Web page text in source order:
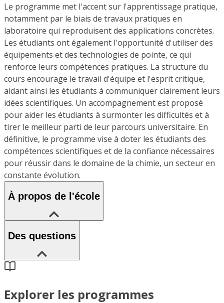
Le programme met l'accent sur l'apprentissage pratique,
notamment par le biais de travaux pratiques en
laboratoire qui reproduisent des applications concrètes.
Les étudiants ont également l'opportunité d'utiliser des
équipements et des technologies de pointe, ce qui
renforce leurs compétences pratiques. La structure du
cours encourage le travail d'équipe et l'esprit critique,
aidant ainsi les étudiants à communiquer clairement leurs
idées scientifiques. Un accompagnement est proposé
pour aider les étudiants à surmonter les difficultés et à
tirer le meilleur parti de leur parcours universitaire. En
définitive, le programme vise à doter les étudiants des
compétences scientifiques et de la confiance nécessaires
pour réussir dans le domaine de la chimie, un secteur en
constante évolution.
À propos de l'école
Des questions
Explorer les programmes